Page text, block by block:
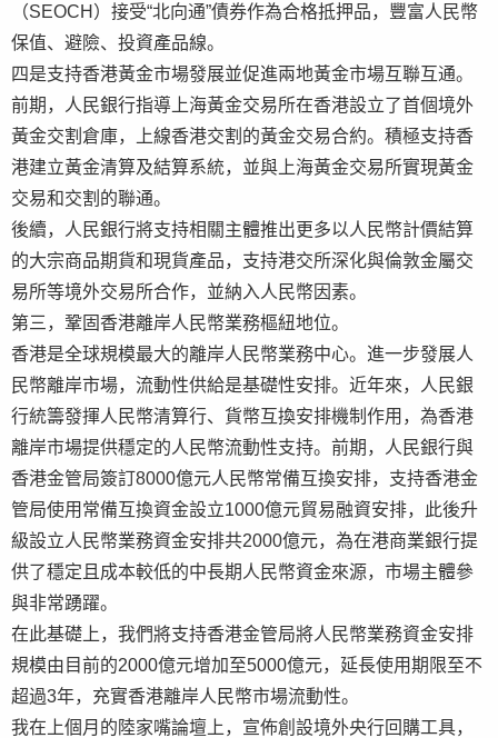
（SEOCH）接受“北向通”債券作為合格抵押品，豐富人民幣
保值、避險、投資產品線。
四是支持香港黃金市場發展並促進兩地黃金市場互聯互通。
前期，人民銀行指導上海黃金交易所在香港設立了首個境外
黃金交割倉庫，上線香港交割的黃金交易合約。積極支持香
港建立黃金清算及結算系統，並與上海黃金交易所實現黃金
交易和交割的聯通。
後續，人民銀行將支持相關主體推出更多以人民幣計價結算
的大宗商品期貨和現貨產品，支持港交所深化與倫敦金屬交
易所等境外交易所合作，並納入人民幣因素。
第三，鞏固香港離岸人民幣業務樞紐地位。
香港是全球規模最大的離岸人民幣業務中心。進一步發展人
民幣離岸市場，流動性供給是基礎性安排。近年來，人民銀
行統籌發揮人民幣清算行、貨幣互換安排機制作用，為香港
離岸市場提供穩定的人民幣流動性支持。前期，人民銀行與
香港金管局簽訂8000億元人民幣常備互換安排，支持香港金
管局使用常備互換資金設立1000億元貿易融資安排，此後升
級設立人民幣業務資金安排共2000億元，為在港商業銀行提
供了穩定且成本較低的中長期人民幣資金來源，市場主體參
與非常踴躍。
在此基礎上，我們將支持香港金管局將人民幣業務資金安排
規模由目前的2000億元增加至5000億元，延長使用期限至不
超過3年，充實香港離岸人民幣市場流動性。
我在上個月的陸家嘴論壇上，宣佈創設境外央行回購工具，